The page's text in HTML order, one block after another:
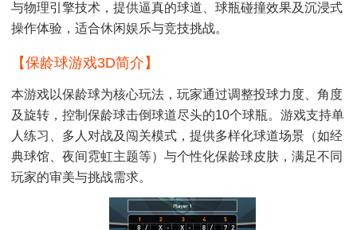
与物理引擎技术，提供逼真的球道、球瓶碰撞效果及沉浸式
操作体验，适合休闲娱乐与竞技挑战。
【保龄球游戏3D简介】
本游戏以保龄球为核心玩法，玩家通过调整投球力度、角度
及旋转，控制保龄球击倒球道尽头的10个球瓶。游戏支持单
人练习、多人对战及闯关模式，提供多样化球道场景（如经
典球馆、夜间霓虹主题等）与个性化保龄球皮肤，满足不同
玩家的审美与挑战需求。